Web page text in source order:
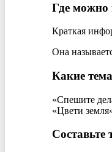
Где можно
Краткая
Она
Какие
«Спешите
«Цвети
Составьте